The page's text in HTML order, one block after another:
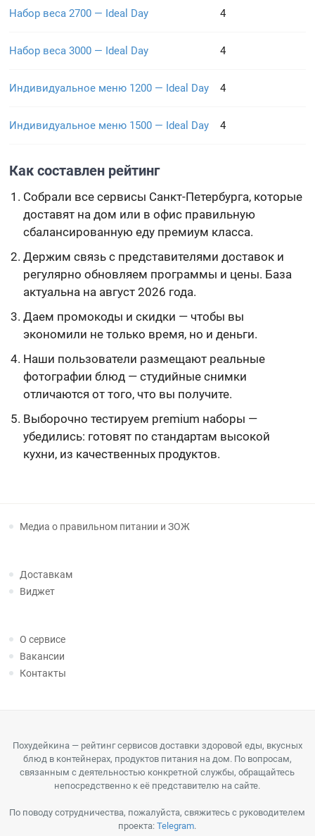
Набор веса 2700 — Ideal Day 4
Набор веса 3000 — Ideal Day 4
Индивидуальное меню 1200 — Ideal Day 4
Индивидуальное меню 1500 — Ideal Day 4
Как составлен рейтинг
Собрали все сервисы Санкт-Петербурга, которые
доставят на дом или в офис правильную
сбалансированную еду премиум класса.
Держим связь с представителями доставок и
регулярно обновляем программы и цены. База
актуальна на август 2026 года.
Даем промокоды и скидки — чтобы вы
экономили не только время, но и деньги.
Наши пользователи размещают реальные
фотографии блюд — студийные снимки
отличаются от того, что вы получите.
Выборочно тестируем premium наборы —
убедились: готовят по стандартам высокой
кухни, из качественных продуктов.
Медиа о правильном питании и ЗОЖ
Доставкам
Виджет
О сервисе
Вакансии
Контакты
Похудейкина — рейтинг сервисов доставки здоровой еды, вкусных
блюд в контейнерах, продуктов питания на дом. По вопросам,
связанным с деятельностью конкретной службы, обращайтесь
непосредственно к её представителю на сайте.
По поводу сотрудничества, пожалуйста, свяжитесь с руководителем
проекта:Telegram.